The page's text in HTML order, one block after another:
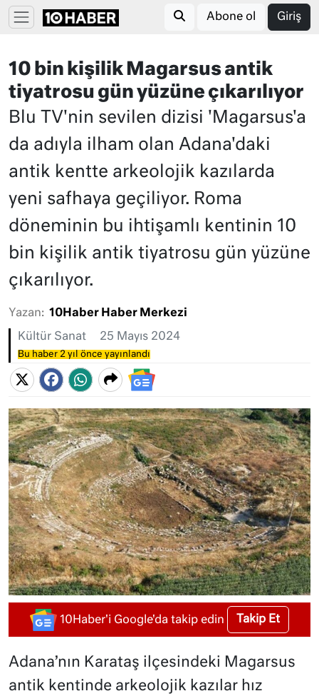
Abone ol Giriş
10 bin kişilik Magarsus antik
tiyatrosu gün yüzüne çıkarılıyor
Blu TV'nin sevilen dizisi 'Magarsus'a
da adıyla ilham olan Adana'daki
antik kentte arkeolojik kazılarda
yeni safhaya geçiliyor. Roma
döneminin bu ihtişamlı kentinin 10
bin kişilik antik tiyatrosu gün yüzüne
çıkarılıyor.
Yazan: 10Haber Haber Merkezi
Kültür Sanat 25 Mayıs 2024
Bu haber 2 yıl önce yayınlandı
10Haber'i Google'da takip edin Takip Et
Adana’nın Karataş ilçesindeki Magarsus
antik kentinde arkeolojik kazılar hız